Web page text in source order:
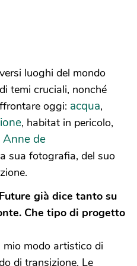
luoghi del mondo
temi cruciali, nonché
oggi: acqua,
, habitat in pericolo,
Anne de
sua fotografia, del suo
già dice tanto su
Che tipo di progetto
mio modo artistico di
di transizione. Le